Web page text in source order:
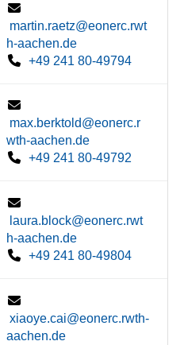
martin.raetz@eonerc.rwt
h-aachen.de
+49 241 80-49794
max.berktold@eonerc.r
wth-aachen.de
+49 241 80-49792
laura.block@eonerc.rwt
h-aachen.de
+49 241 80-49804
xiaoye.cai@eonerc.rwth-
aachen.de